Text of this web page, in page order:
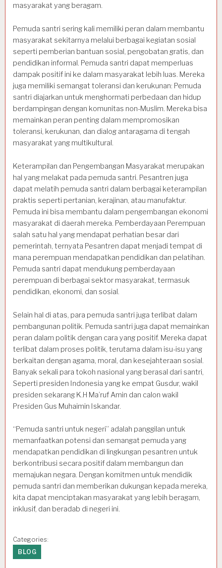
masyarakat yang beragam.
Pemuda santri sering kali memiliki peran dalam membantu
masyarakat sekitarnya melalui berbagai kegiatan sosial
seperti pemberian bantuan sosial, pengobatan gratis, dan
pendidikan informal. Pemuda santri dapat memperluas
dampak positif ini ke dalam masyarakat lebih luas. Mereka
juga memiliki semangat toleransi dan kerukunan: Pemuda
santri diajarkan untuk menghormati perbedaan dan hidup
berdampingan dengan komunitas non-Muslim. Mereka bisa
memainkan peran penting dalam mempromosikan
toleransi, kerukunan, dan dialog antaragama di tengah
masyarakat yang multikultural.
Keterampilan dan Pengembangan Masyarakat merupakan
hal yang melakat pada pemuda santri. Pesantren juga
dapat melatih pemuda santri dalam berbagai keterampilan
praktis seperti pertanian, kerajinan, atau manufaktur.
Pemuda ini bisa membantu dalam pengembangan ekonomi
masyarakat di daerah mereka. Pemberdayaan Perempuan
salah satu hal yang mendapat perhatian besar dari
pemerintah, ternyata Pesantren dapat menjadi tempat di
mana perempuan mendapatkan pendidikan dan pelatihan.
Pemuda santri dapat mendukung pemberdayaan
perempuan di berbagai sektor masyarakat, termasuk
pendidikan, ekonomi, dan sosial.
Selain hal di atas, para pemuda santri juga terlibat dalam
pembangunan politik. Pemuda santri juga dapat memainkan
peran dalam politik dengan cara yang positif. Mereka dapat
terlibat dalam proses politik, terutama dalam isu-isu yang
berkaitan dengan agama, moral, dan kesejahteraan sosial.
Banyak sekali para tokoh nasional yang berasal dari santri,
Seperti presiden Indonesia yang ke empat Gusdur, wakil
presiden sekarang K.H Ma’ruf Amin dan calon wakil
Presiden Gus Muhaimin Iskandar.
“Pemuda santri untuk negeri” adalah panggilan untuk
memanfaatkan potensi dan semangat pemuda yang
mendapatkan pendidikan di lingkungan pesantren untuk
berkontribusi secara positif dalam membangun dan
memajukan negara. Dengan komitmen untuk mendidik
pemuda santri dan memberikan dukungan kepada mereka,
kita dapat menciptakan masyarakat yang lebih beragam,
inklusif, dan beradab di negeri ini.
Categories:
BLOG